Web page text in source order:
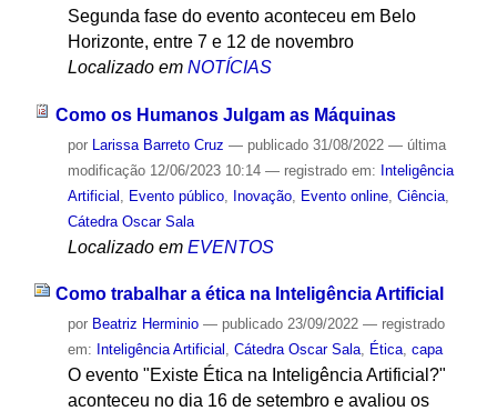
Segunda fase do evento aconteceu em Belo
Horizonte, entre 7 e 12 de novembro
Localizado em NOTÍCIAS
Como os Humanos Julgam as Máquinas
por Larissa Barreto Cruz — publicado31/08/2022 — última
modificação12/06/2023 10:14 — registrado em: Inteligência
Artificial
Evento público, Inovação, Evento online, Ciência,
Cátedra Oscar Sala
Localizado em EVENTOS
Como trabalhar a ética na Inteligência Artificial
por Beatriz Herminio — publicado23/09/2022 — registrado
em: Inteligência Artificial , Cátedra Oscar Sala, Ética, capa
O evento "Existe Ética na Inteligência Artificial?"
aconteceu no dia 16 de setembro e avaliou os